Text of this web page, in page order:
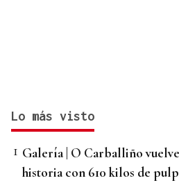
Lo más visto
Galería | O Carballiño
historia con 610 kilos de